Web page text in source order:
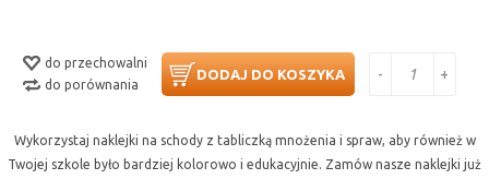
do przechowalni
do porównania
DODAJ DO KOSZYKA - +
Wykorzystaj naklejki na schody z tabliczką mnożenia i spraw, aby również w
Twojej szkole było bardziej kolorowo i edukacyjnie. Zamów nasze naklejki już